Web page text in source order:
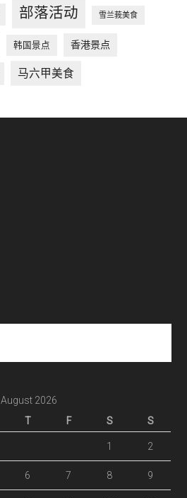
部落活动 雪兰莪美食
韩国景点 香港景点
马六甲美食
August 2026
T F S S
1 2
6 7 8 9